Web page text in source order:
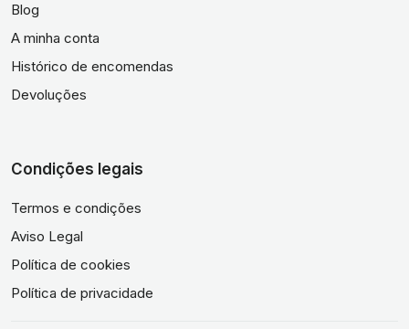
Blog
A minha conta
Histórico de encomendas
Devoluções
Condições legais
Termos e condições
Aviso Legal
Política de cookies
Política de privacidade